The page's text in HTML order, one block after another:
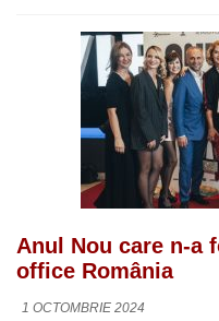
Anul Nou care n-a
office România
1 OCTOMBRIE 2024